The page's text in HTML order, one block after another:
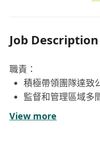
Job Description
職責：
積極帶領團隊達致
監督和管理區域多
定期覆檢分店的服
View more